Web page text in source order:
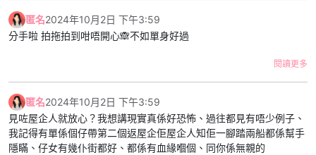
匿名2024年10月2日 下午3:59
分手啦 拍拖拍到咁唔開心🙈不如單身好過
閱讀更多
匿名2024年10月2日 下午3:59
見咗屋企人就放心？我想講現實真係好恐怖、過往都見有唔少例子、
我記得有單係個仔帶第二個返屋企佢屋企人知佢一腳踏兩船都係幫手
隱瞞、仔女有幾仆街都好、都係有血緣嗰個、同你係無親的